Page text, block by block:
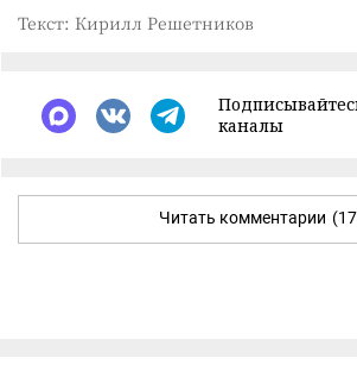
Текст: Кирилл Решетников
каналы
Читать комментарии